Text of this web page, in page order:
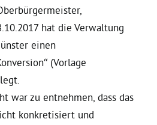
hat die Verwaltung
einen
(Vorlage
war zu entnehmen, dass das
konkretisiert und